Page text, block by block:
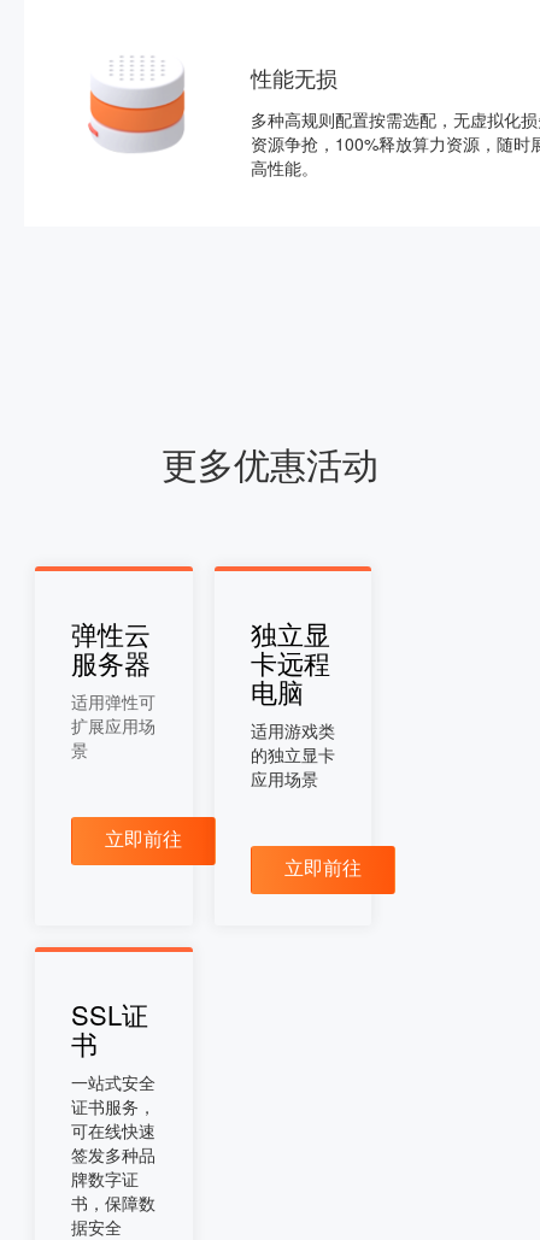
性能无损
多种高规则配置按需选配，无虚拟化
资源争抢，100%释放算力资源，随时
高性能。
更多优惠活动
弹性云
服务器
适用弹性可
扩展应用场
景
立即前往
独立显
卡远程
电脑
适用游戏类
的独立显卡
应用场景
立即前往
SSL证
书
一站式安全
证书服务，
可在线快速
签发多种品
牌数字证
书，保障数
据安全